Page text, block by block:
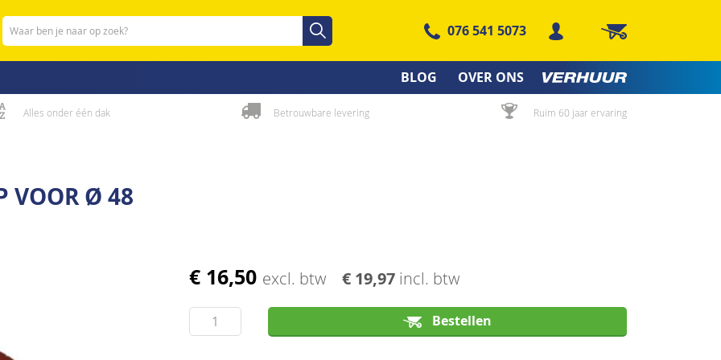
Zoeken Zoeken
076 541 5073 Winkelwagen
BLOG OVER ONS
Alles onder één dak Betrouwbare levering Ruim 60 jaar ervaring
VOOR Ø 48
€ 16,50 excl. btw € 19,97 incl. btw
Bestellen